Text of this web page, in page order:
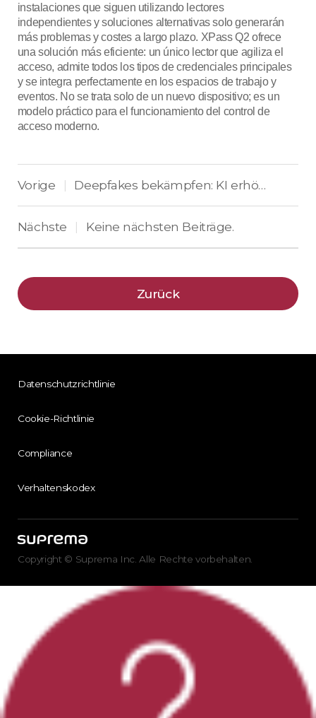
instalaciones que siguen utilizando lectores
independientes y soluciones alternativas solo generarán
más problemas y costes a largo plazo. XPass Q2 ofrece
una solución más eficiente: un único lector que agiliza el
acceso, admite todos los tipos de credenciales principales
y se integra perfectamente en los espacios de trabajo y
eventos. No se trata solo de un nuevo dispositivo; es un
modelo práctico para el funcionamiento del control de
acceso moderno.
Vorige | Deepfakes bekämpfen: KI erhöht Supremas Sicherheit
Nächste | Keine nächsten Beiträge.
Zurück
Datenschutzrichtlinie
Cookie-Richtlinie
Compliance
Verhaltenskodex
Copyright © Suprema Inc. Alle Rechte vorbehalten.